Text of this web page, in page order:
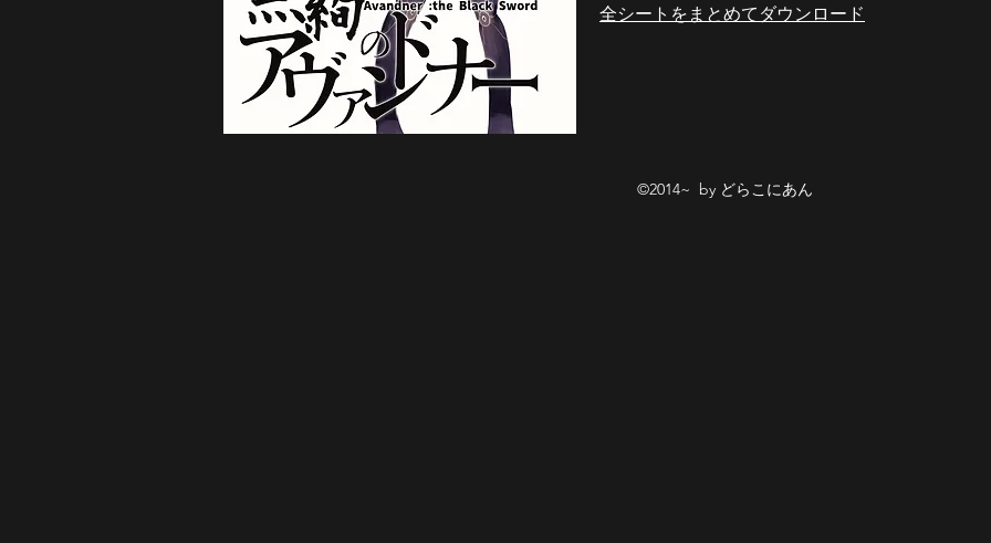
全シートをまとめてダウンロード
©2014~ by どらこにあん